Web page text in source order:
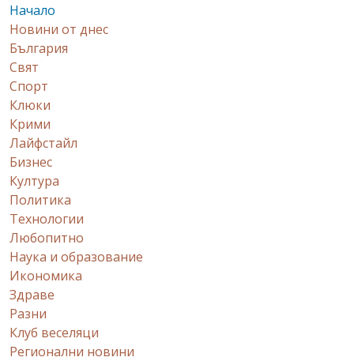
Начало
Новини от днес
България
Свят
Спорт
Клюки
Крими
Лайфстайл
Бизнес
Култура
Политика
Технологии
Любопитно
Наука и образование
Икономика
Здраве
Разни
Клуб веселяци
Регионални новини